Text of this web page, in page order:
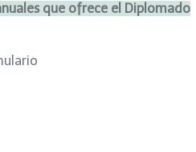
que ofrece el Diplomado